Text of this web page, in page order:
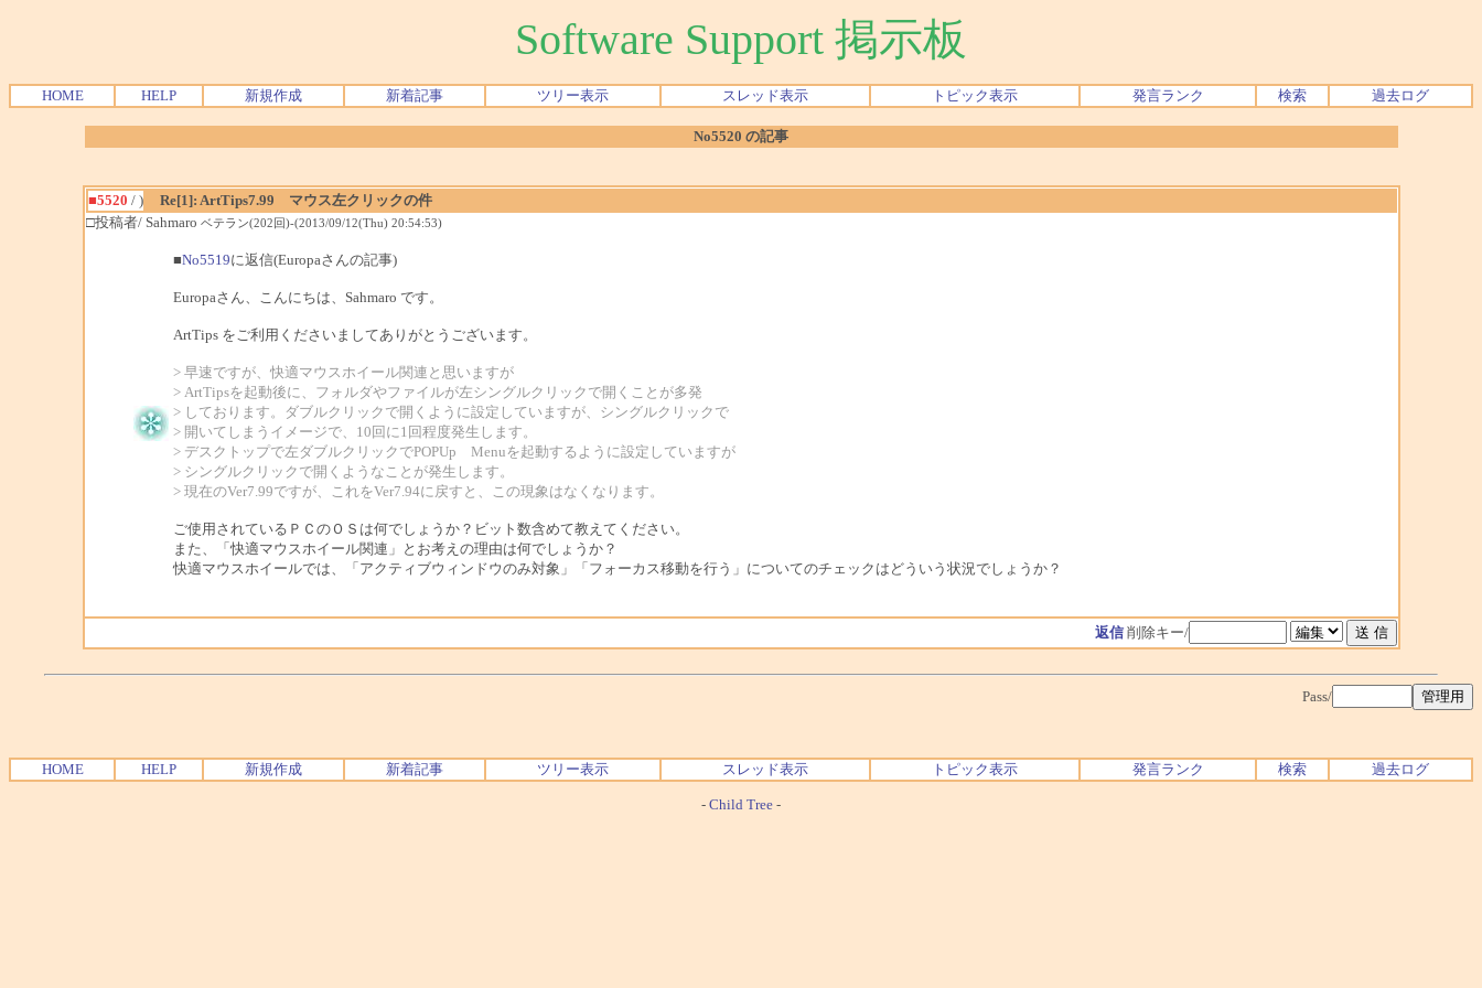
Software Support 掲示板
HOME HELP 新規作成 新着記事 ツリー表示 スレッド表示 トピック表示 発言ランク 検索 過去ログ
No5520 の記事
■5520 / )
Re[1]: ArtTips7.99 マウス左クリックの件
□投稿者/ Sahmaro ベテラン(202回)-(2013/09/12(Thu) 20:54:53)
■No5519に返信(Europaさんの記事)
Europaさん、こんにちは、Sahmaro です。
ArtTips をご利用くださいましてありがとうございます。
> 早速ですが、快適マウスホイール関連と思いますが
> ArtTipsを起動後に、フォルダやファイルが左シングルクリックで開くことが多発
> しております。ダブルクリックで開くように設定していますが、シングルクリックで
> 開いてしまうイメージで、10回に1回程度発生します。
> デスクトップで左ダブルクリックでPOPUp Menuを起動するように設定していますが
> シングルクリックで開くようなことが発生します。
> 現在のVer7.99ですが、これをVer7.94に戻すと、この現象はなくなります。
ご使用されているＰＣのＯＳは何でしょうか？ビット数含めて教えてください。
また、「快適マウスホイール関連」とお考えの理由は何でしょうか？
快適マウスホイールでは、「アクティブウィンドウのみ対象」「フォーカス移動を行う」についてのチェックはどういう状況でしょうか？
返信 削除キー/
Pass/
HOME HELP 新規作成 新着記事 ツリー表示 スレッド表示 トピック表示 発言ランク 検索 過去ログ
- Child Tree -